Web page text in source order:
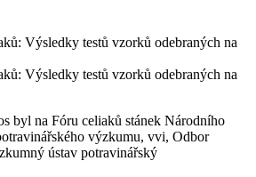
byl na Fóru celiaků stánek Národního
výzkumu, vvi, Odbor
ústav potravinářský